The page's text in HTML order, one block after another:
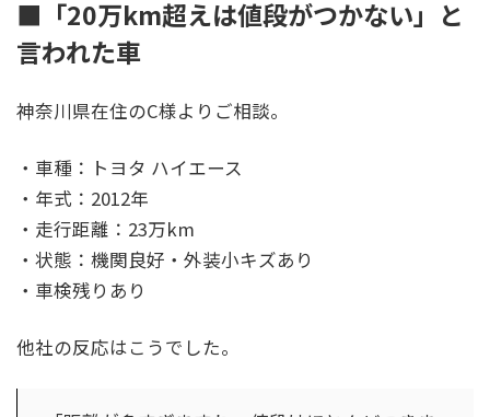
■「20万km超えは値段がつかない」と
言われた車
神奈川県在住のC様よりご相談。
・車種：トヨタ ハイエース
・年式：2012年
・走行距離：23万km
・状態：機関良好・外装小キズあり
・車検残りあり
他社の反応はこうでした。